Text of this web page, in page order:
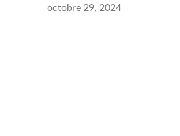
octobre 29, 2024